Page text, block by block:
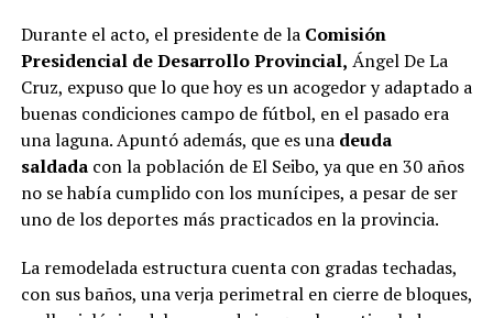
Durante el acto, el presidente de la Comisión
Presidencial de Desarrollo Provincial, Ángel De La
Cruz, expuso que lo que hoy es un acogedor y adaptado a
buenas condiciones campo de fútbol, en el pasado era
una laguna. Apuntó además, que es una deuda
saldadacon la población de El Seibo, ya que en 30 años
no se había cumplido con los munícipes, a pesar de ser
uno de los deportes más practicados en la provincia.
La remodelada estructura cuenta con gradas techadas,
con sus baños, una verja perimetral en cierre de bloques,